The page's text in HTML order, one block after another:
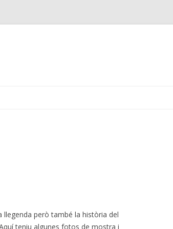
llegenda però també la història del
teniu algunes fotos de mostra i